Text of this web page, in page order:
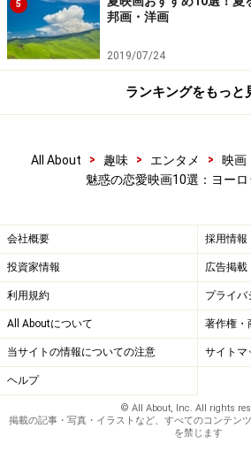
公開当時、本国イタリアではすぐに上
でも芸術かワイセツかでセンセーショ
ストタンゴ・イン・パリ』
匠ベルナルド・ベルトルッチの問
愛映画」のカテゴリーに入れるか
えた作品もなく、社会的繋がりを
性）が凌駕するフィジカルラヴス
げます。
名も知らず、過去も一際明かさずセ
持たぬ二人は、孤島のようなアパー
スとメスになって肉欲のみに身を焦
肉体だけで繋がった二人に「愛と
5
邦画・洋画
2019/07/24
ランキングをもっと
All About > 趣味 > エンタメ > 映画
魅惑の恋愛映画10選：ヨー
会社概要 採用情報
投資家情報 広告掲載
利用規約 プライバ
All Aboutについて 著作権・
当サイトの情報についての注意 サイトマ
ヘルプ
© All About, Inc. All rights
掲載の記事・写真・イラストなど、すべてのコンテン
を禁じます